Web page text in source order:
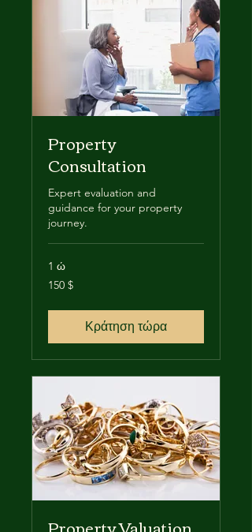
Property
Consultation
Expert evaluation and
guidance for your property
journey.
1 ώ
150
δολάρια
150 $
Κράτηση τώρα